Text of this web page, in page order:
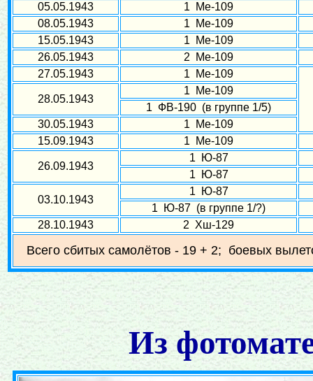
05.05.1943
1 Ме-109
08.05.1943
1 Ме-109
15.05.1943
1 Ме-109
26.05.1943
2 Ме-109
27.05.1943
1 Ме-109
28.05.1943
1 Ме-109
1 ФВ-190 (в группе 1/5)
30.05.1943
1 Ме-109
15.09.1943
1 Ме-109
26.09.1943
1 Ю-87
1 Ю-87
03.10.1943
1 Ю-87
1 Ю-87 (в группе 1/?)
28.10.1943
2 Хш-129
Всего сбитых самолётов - 19 + 2; боевых
Из